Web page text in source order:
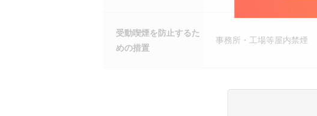
受動喫煙を防止するた
めの措置
事務所・工場等屋内禁煙